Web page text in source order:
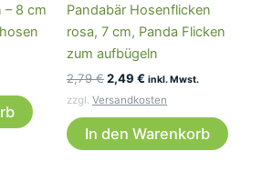
– 8 cm
Pandabär Hosenflicken
rosa, 7 cm, Panda Flicken
zum aufbügeln
2,79€Ursprünglicher
Preis
war:
2,49 € Aktueller
ist:
inkl. Mwst.
zzgl. Versandkosten
In den Warenkorb